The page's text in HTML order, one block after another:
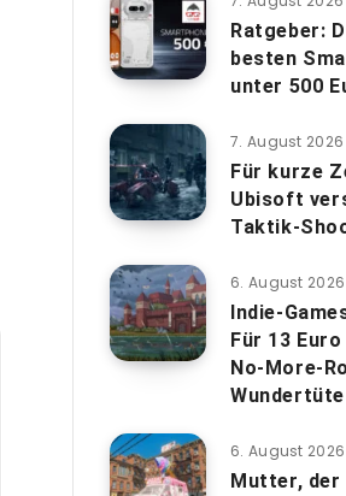
Ratgeber:
besten
unter 500
7. August 2026
Für kurze
Ubisoft
Taktik-
6. August 2026
Indie-
Für 13
No-More-
Wundertüte
6. August 2026
Mutter, der